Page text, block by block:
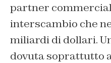
partner
interscambio che
miliardi di dollari.
dovuta soprattutto